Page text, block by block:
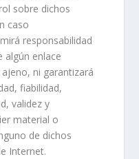
sobre dichos
caso
responsabilidad
algún enlace
ni garantizará
fiabilidad,
validez y
material o
de dichos
Internet.